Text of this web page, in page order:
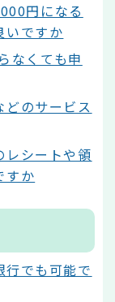
円になる
いですか
なくても申
どのサービス
レシートや領
すか
でも可能で